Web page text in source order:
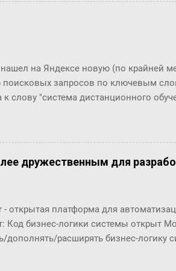
Бок перехватило дыхание,
пить коньяк по утрам? ― Да, да,
нашел на Яндексе новую (по крайней
поисковых запросов по ключевым
к слову "система дистанционного
дружественным для
- открытая платформа для
Код бизнес-логики системы открыт
дополнять/расширять бизнес-логику
обновлять версии и